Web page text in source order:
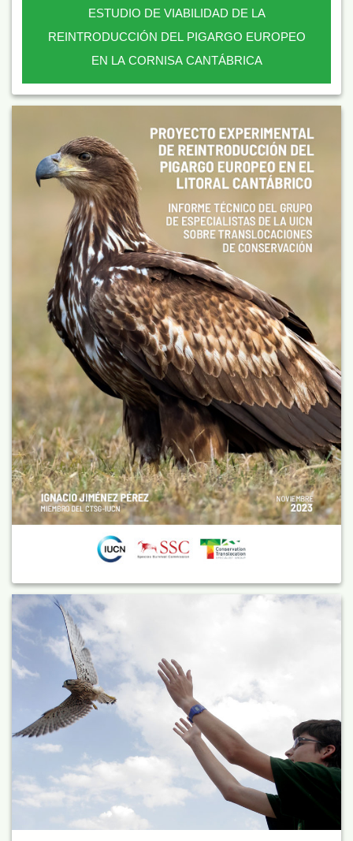
ESTUDIO DE VIABILIDAD DE LA
REINTRODUCCIÓN DEL PIGARGO EUROPEO
EN LA CORNISA CANTÁBRICA